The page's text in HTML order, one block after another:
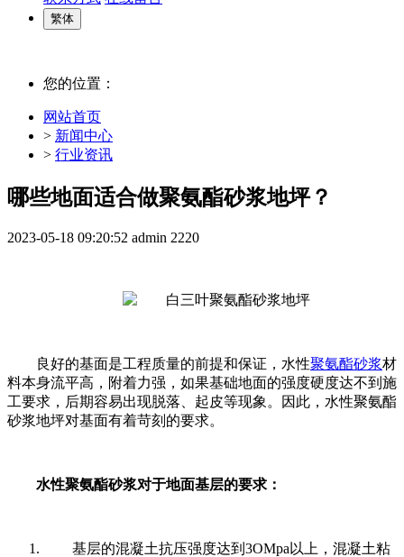
繁体
您的位置：
网站首页
> 新闻中心
> 行业资讯
哪些地面适合做聚氨酯砂浆地坪？
2023-05-18 09:20:52 admin 2220
良好的基面是工程质量的前提和保证，水性聚氨酯砂浆材
料本身流平高，附着力强，如果基础地面的强度硬度达不到施
工要求，后期容易出现脱落、起皮等现象。因此，水性聚氨酯
砂浆地坪对基面有着苛刻的要求。
水性聚氨酯砂浆对于地面基层的要求：
基层的混凝土抗压强度达到3OMpa以上，混凝土粘